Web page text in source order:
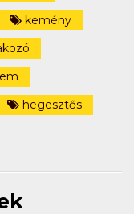
kemény
hegesztős